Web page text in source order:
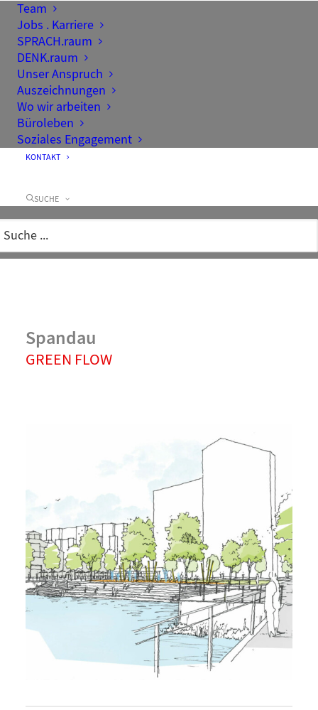
Team
Jobs . Karriere
SPRACH.raum
DENK.raum
Unser Anspruch
Auszeichnungen
Wo wir arbeiten
Büroleben
Soziales Engagement
KONTAKT
SUCHE
Spandau
GREEN FLOW